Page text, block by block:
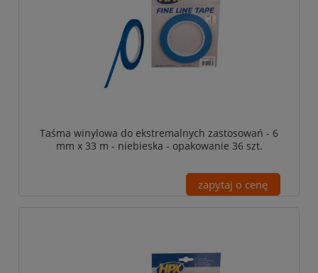
Taśma winylowa do ekstremalnych zastosowań - 6
mm x 33 m - niebieska - opakowanie 36 szt.
zapytaj o cenę